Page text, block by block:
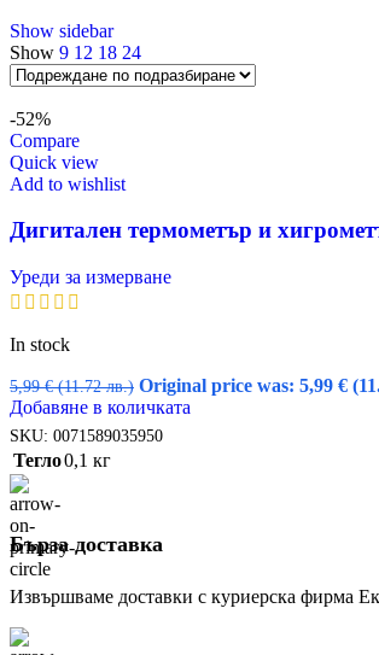
Show sidebar
Show 9 12 18 24
-52%
Compare
Quick view
Add to wishlist
Дигитален термометър и
Уреди за измерване
In stock
5,99€ (11.72 лв.) Original price was: 5,99 €
Добавяне в количката
SKU: 0071589035950
Тегло0,1 кг
Бърза доставка
Извършваме доставки с куриерска фирма